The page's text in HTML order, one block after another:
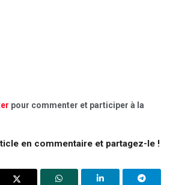
pour commenter et participer à la
en commentaire et partagez-le !